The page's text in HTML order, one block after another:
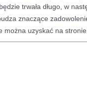
trwała długo, w
znaczące
można uzyskać na